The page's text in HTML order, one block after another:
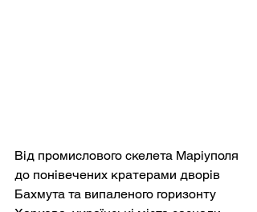
Від промислового скелета Маріуполя
до понівечених кратерами дворів
Бахмута та випаленого горизонту